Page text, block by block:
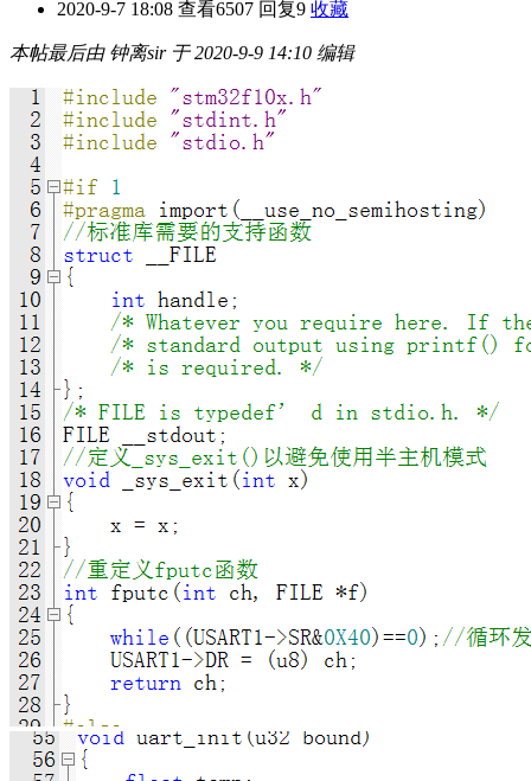
2020-9-7 18:08 查看6507 回复9 收藏
本帖最后由 钟离sir 于 2020-9-9 14:10 编辑